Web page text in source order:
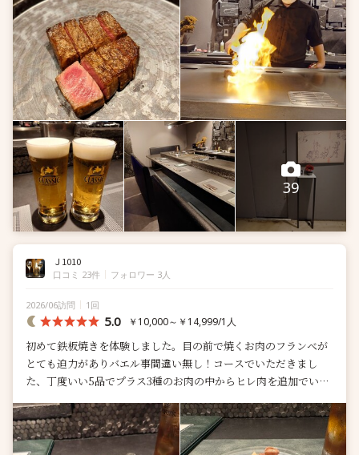
39
Ｊ1010
口コミ 23件 フォロワー 3人
2026/06訪問 1回
5.0 ￥10,000～￥14,999/1人
初めて鉄板焼きを体験しました。目の前で焼くお肉のフランベが
とても迫力がありバエル事間違い無し！コースでいただきまし
た、丁度いい5品でプラス3種のお肉の中からヒレ肉を追加でいた